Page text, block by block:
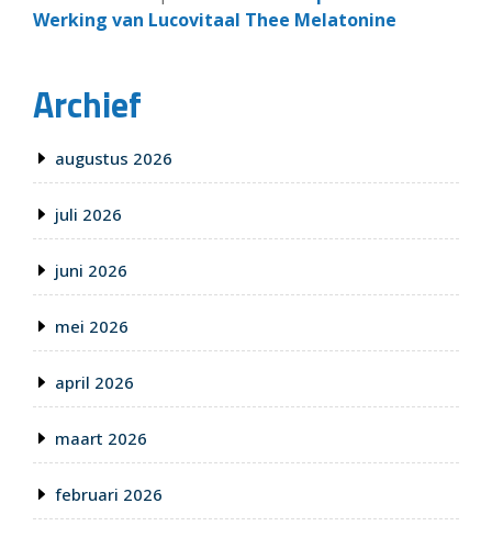
Werking van Lucovitaal Thee Melatonine
Archief
augustus 2026
juli 2026
juni 2026
mei 2026
april 2026
maart 2026
februari 2026